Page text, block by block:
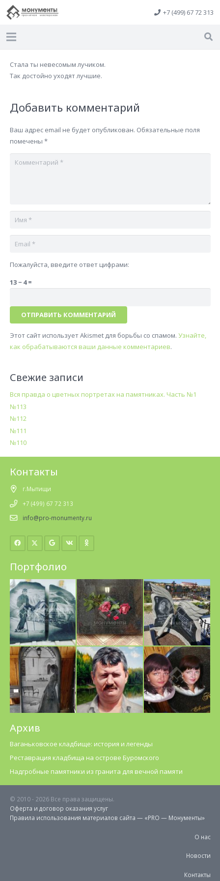
+7 (499) 67 72 313
Стала ты невесомым лучиком.
Так достойно уходят лучшие.
Добавить комментарий
Ваш адрес email не будет опубликован. Обязательные поля
помечены *
Пожалуйста, введите ответ цифрами:
13 − 4 =
ОТПРАВИТЬ КОММЕНТАРИЙ
Этот сайт использует Akismet для борьбы со спамом. Узнайте,
как обрабатываются ваши данные комментариев.
Свежие записи
Вся правда о цветных портретах на памятниках. Часть №1
№113
№112
№111
№110
Контакты
г.Мытищи
+7 (499) 67 72 313
info@pro-monumenty.ru
Портфолио
Архив
Ваганьковское кладбище: история и легенды
Реставрация кладбища на острове Буромского
Надгробные памятники из гранита для вечной памяти
© 2010 - 2026 Все права защищены.
Оферта и договор оказания услуг
Правила использования материалов cайта — «PRO — Монументы»
О нас
Новости
Контакты